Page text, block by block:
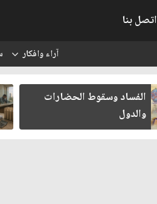
اتصل بنا
آراء وافكار
الفساد وسقوط الحضارات
والدول